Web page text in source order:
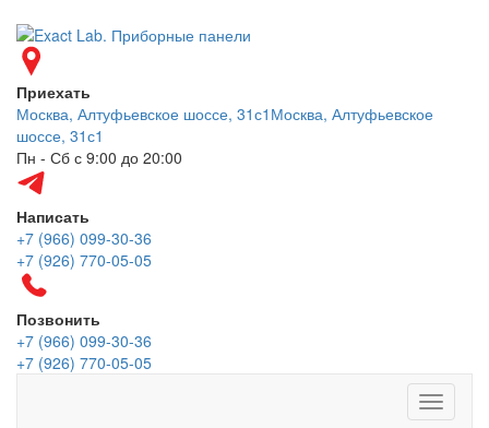
Приехать
Москва, Алтуфьевское шоссе, 31с1 Москва, Алтуфьевское
шоссе, 31с1
Пн - Сб с 9:00 до 20:00
Написать
+7 (966) 099-30-36
+7 (926) 770-05-05
Позвонить
+7 (966) 099-30-36
+7 (926) 770-05-05
Меню